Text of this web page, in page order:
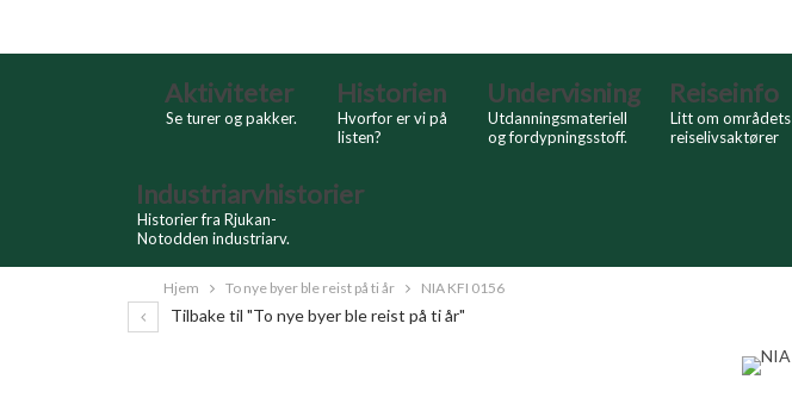
Aktiviteter
Se turer og pakker.
Historien
Hvorfor er vi på
listen?
Undervisning
Utdanningsmateriell
og fordypningsstoff.
Reiseinfo
Litt om områdets
reiselivsaktører
Industriarvhistorier
Historier fra Rjukan-
Notodden industriarv.
Hjem To nye byer ble reist på ti år NIA KFI 0156
Tilbake til "To nye byer ble reist på ti år"